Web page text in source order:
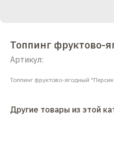
Топпинг фруктово-
Артикул:
Топпинг фруктово-ягодный
Другие товары из этой